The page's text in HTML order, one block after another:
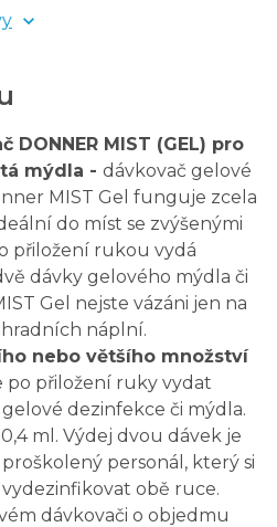
MIST (GEL) pro
mýdla - dávkovač gelové
MIST Gel funguje zcela
do míst se zvýšenými
přiložení rukou vydá
dávky gelového mýdla či
Gel nejste vázáni jen na
náplní.
nebo většího množství
po přiložení ruky vydat
dezinfekce či mýdla.
ml. Výdej dvou dávek je
personál, který si
obě ruce.
dávkovači o objedmu